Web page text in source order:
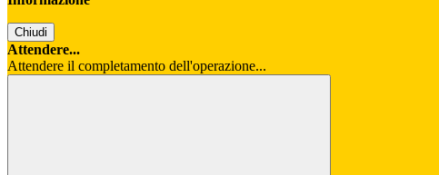
Chiudi
Attendere...
Attendere il completamento dell'operazione...